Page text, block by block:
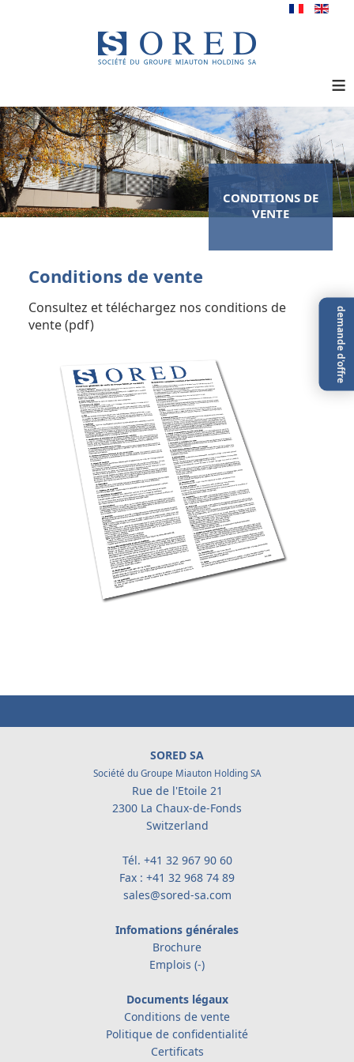
≡
demande d'offre
CONDITIONS DE
VENTE
Conditions de vente
Consultez et téléchargez nos conditions de
vente (pdf)
SORED SA
Société du Groupe Miauton Holding SA
Rue de l'Etoile 21
2300 La Chaux-de-Fonds
Switzerland
Tél. +41 32 967 90 60
Fax : +41 32 968 74 89
sales@sored-sa.com
Infomations générales
Brochure
Emplois (-)
Documents légaux
Conditions de vente
Politique de confidentialité
Certificats